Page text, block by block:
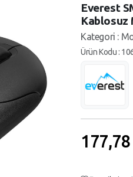
Everest
Kablosuz
Kategori :
Ürün Kodu :
177,78